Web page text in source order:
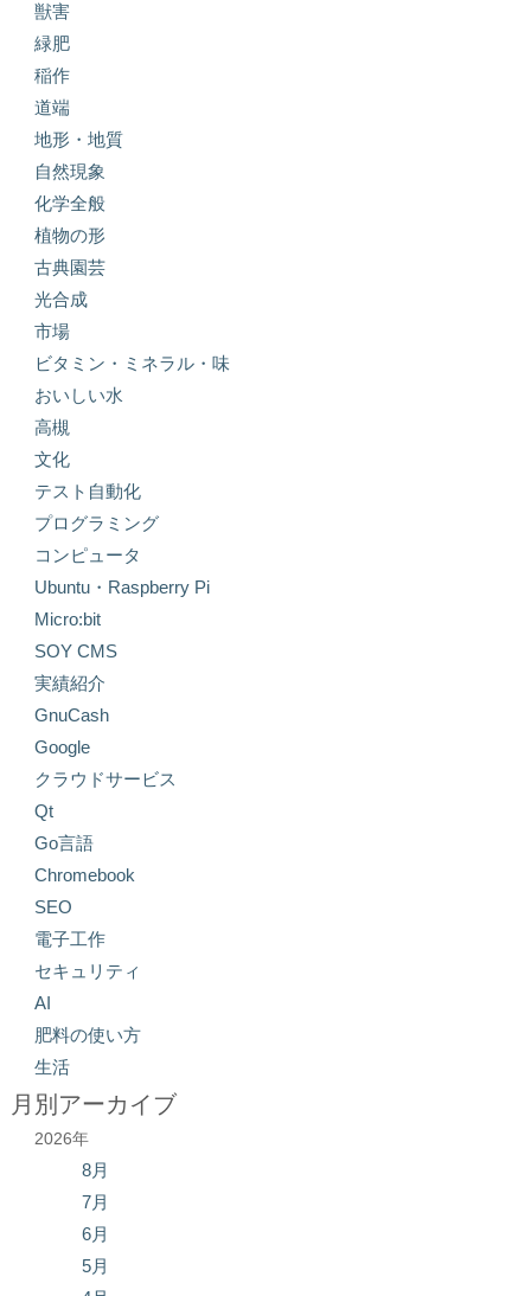
獣害
緑肥
稲作
道端
地形・地質
自然現象
化学全般
植物の形
古典園芸
光合成
市場
ビタミン・ミネラル・味
おいしい水
高槻
文化
テスト自動化
プログラミング
コンピュータ
Ubuntu・Raspberry Pi
Micro:bit
SOY CMS
実績紹介
GnuCash
Google
クラウドサービス
Qt
Go言語
Chromebook
SEO
電子工作
セキュリティ
AI
肥料の使い方
生活
月別アーカイブ
2026年
8月
7月
6月
5月